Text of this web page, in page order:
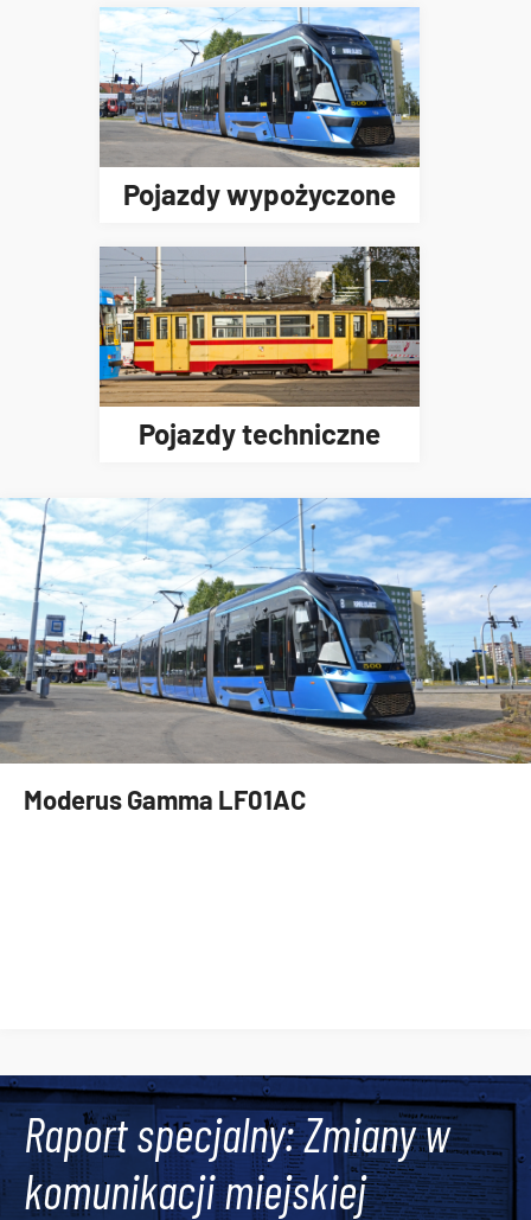
Pojazdy wypożyczone
Pojazdy techniczne
Moderus Gamma LF01AC
Raport specjalny: Zmiany w
komunikacji miejskiej